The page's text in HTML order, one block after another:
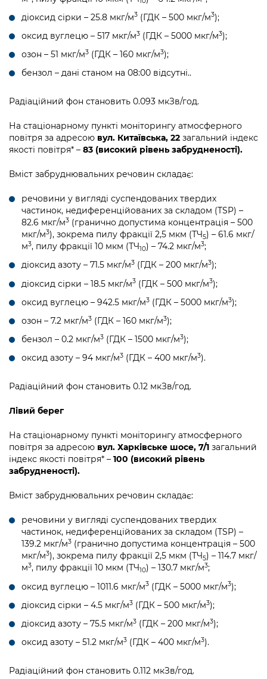
діоксид сірки – 25.8 мкг/м3 (ГДК – 500 мкг/м3);
оксид вуглецю – 517 мкг/м3 (ГДК – 5000 мкг/м3);
озон – 51 мкг/м3 (ГДК – 160 мкг/м3);
бензол – дані станом на 08:00 відсутні..
Радіаційний фон становить 0.093 мкЗв/год.
На стаціонарному пункті моніторингу атмосферного
повітря за адресою вул. Китаївська, 22 загальний індекс
якості повітря* – 83 (високий рівень забрудненості).
Вміст забруднювальних речовин складає:
речовини у вигляді суспендованих твердих
частинок, недиференційованих за складом (TSP) –
82.6 мкг/м3 (гранично допустима концентрація – 500
мкг/м3), зокрема пилу фракції 2,5 мкм (ТЧ5) – 61.6 мкг/
м3, пилу фракції 10 мкм (ТЧ10) – 74.2 мкг/м3;
діоксид азоту – 71.5 мкг/м3 (ГДК – 200 мкг/м3);
діоксид сірки – 18.5 мкг/м3 (ГДК – 500 мкг/м3);
оксид вуглецю – 942.5 мкг/м3 (ГДК – 5000 мкг/м3);
озон – 7.2 мкг/м3 (ГДК – 160 мкг/м3);
бензол – 0.2 мкг/м3 (ГДК – 1500 мкг/м3);
оксид азоту – 94 мкг/м3 (ГДК – 400 мкг/м3).
Радіаційний фон становить 0.12 мкЗв/год.
Лівий берег
На стаціонарному пункті моніторингу атмосферного
повітря за адресою вул. Харківське шосе, 7/1 загальний
індекс якості повітря* – 100 (високий рівень
забрудненості).
Вміст забруднювальних речовин складає:
речовини у вигляді суспендованих твердих
частинок, недиференційованих за складом (TSP) –
139.2 мкг/м3 (гранично допустима концентрація – 500
мкг/м3), зокрема пилу фракції 2,5 мкм (ТЧ5) – 114.7 мкг/
м3, пилу фракції 10 мкм (ТЧ10) – 130.7 мкг/м3;
оксид вуглецю – 1011.6 мкг/м3 (ГДК – 5000 мкг/м3);
діоксид сірки – 4.5 мкг/м3 (ГДК – 500 мкг/м3);
діоксид азоту – 75.5 мкг/м3 (ГДК – 200 мкг/м3);
оксид азоту – 51.2 мкг/м3 (ГДК – 400 мкг/м3).
Радіаційний фон становить 0.112 мкЗв/год.